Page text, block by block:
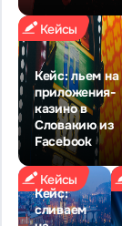
Кейсы
Кейс: льем на
приложения-
казино в
Словакию из
Facebook
Кейсы
Кейс:
сливаем